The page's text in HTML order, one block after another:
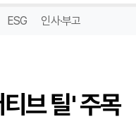
ESG 인사·부고
브 틸' 주목